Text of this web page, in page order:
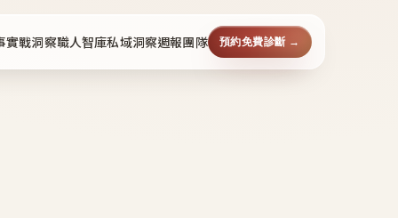
實戰洞察職人智庫私域洞察週報團隊 預約免費診斷 →